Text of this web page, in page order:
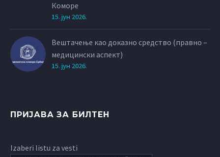
Коморе
15. јун 2026.
Вештачење као доказно средство (правно –
медицински аспект)
15. јун 2026.
ПРИЈАВА ЗА БИЛТЕН
Izaberi listu za vesti